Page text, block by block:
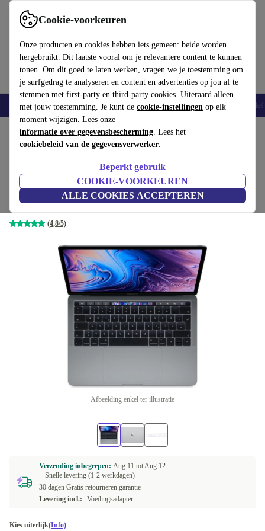
Cookie-voorkeuren
Onze producten en cookies hebben iets gemeen: beide worden
hergebruikt. Dit laatste vooral om je relevantere content te kunnen
tonen. Om dit goed te laten werken, vragen we je toestemming om
je surfgedrag te analyseren en content en advertenties op jou af te
stemmen met first-party en third-party cookies. Uiteraard alleen
met jouw toestemming. Je kunt de cookie-instellingen op elk
moment wijzigen. Lees onze
informatie over gegevensbescherming. Lees het
cookiebeleid van de gegevensverwerker.
Beperkt gebruik
COOKIE-VOORKEUREN
ALLE COOKIES ACCEPTEREN
Gebruik refurbed snel en eenvoudig
Smartphones Laptops Tablets Smartwatches Accessoires
Home Producten Laptops MacBooks
Apple MacBook Pro 2018 | 13.3"
| Touch Bar
2.3 GHz | 8 GB | 256 GB SSD | spacegrey | IT
(4,8/5)
€325,50
€1749
Afbeelding enkel ter illustratie
Verzending inbegrepen: Aug 11 totAug 12
+ Snelle levering (1-2 werkdagen)
30 dagen Gratis retourneren garantie
Levering incl.:
Voedingsadapter
Kies uiterlijk(Info)